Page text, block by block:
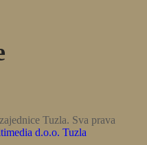
Tuzla. Sva prava
d.o.o. Tuzla